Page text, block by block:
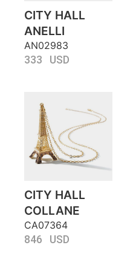
CITY HALL
ANELLI
AN02983
333 USD
CITY HALL
COLLANE
CA07364
846 USD